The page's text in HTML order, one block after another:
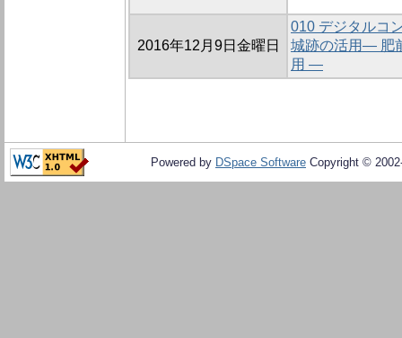
2016年12月9日金曜日
010 デジタルコ
城跡の活用― 肥
用 ―
Powered by DSpace Software Copyright ©